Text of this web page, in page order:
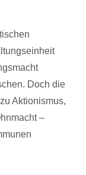
Doch die
Aktionismus,
–